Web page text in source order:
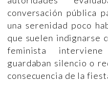
conversación pública
una serenidad poco
que suelen indignarse
feminista
guardaban silencio o
consecuencia de la